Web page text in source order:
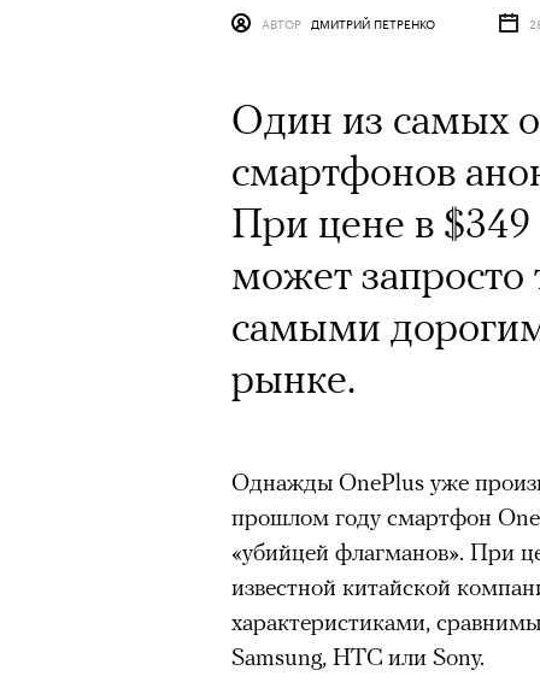
АВТОР ДМИТРИЙ ПЕТРЕНКО
Один из самых
смартфонов
При цене в $349
может запросто
самыми
рынке.
Однажды OnePlus уже
прошлом году смартфон
«убийцей флагманов». При
известной китайской
характеристиками,
Samsung, HTC или Sony.
Кинокритик
первых показах
темы
Зеленые глаза» Фанни
«Бумажный тигр» Джеймса
Ретроспектива «Красное и
Почему для
горы
готовы снова
Психологи и
высота меняет
тянет с новой
Подписывайтесь на